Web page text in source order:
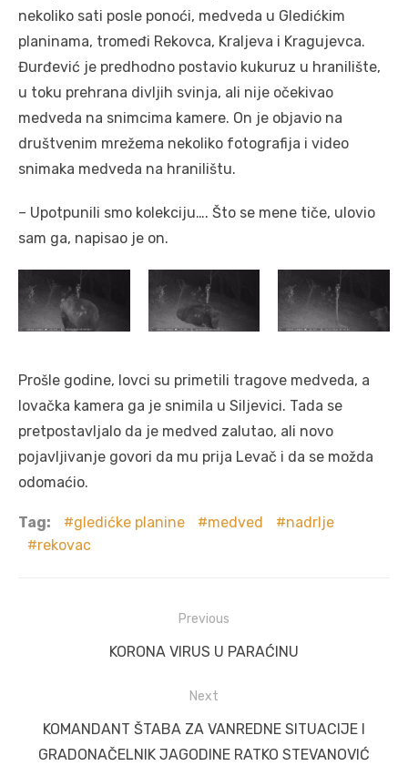
nekoliko sati posle ponoći, medveda u Gledićkim
planinama, tromeđi Rekovca, Kraljeva i Kragujevca.
Đurđević je predhodno postavio kukuruz u hranilište,
u toku prehrana divljih svinja, ali nije očekivao
medveda na snimcima kamere. On je objavio na
društvenim mrežema nekoliko fotografija i video
snimaka medveda na hranilištu.
– Upotpunili smo kolekciju…. Što se mene tiče, ulovio
sam ga, napisao je on.
Prošle godine, lovci su primetili tragove medveda, a
lovačka kamera ga je snimila u Siljevici. Tada se
pretpostavljalo da je medved zalutao, ali novo
pojavljivanje govori da mu prija Levač i da se možda
odomaćio.
Tag: gledićke planine medved
nadrlje
rekovac
navigation
Previous
Previous
KORONA VIRUS U PARAĆINU
Next
Next
post:
KOMANDANT ŠTABA ZA VANREDNE SITUACIJE I
GRADONAČELNIK JAGODINE RATKO STEVANOVIĆ